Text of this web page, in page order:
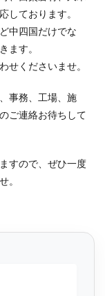
しております。
中四国だけでな
ます。
せくださいませ。
事務、工場、施
ご連絡お待ちして
すので、ぜひ一度
。